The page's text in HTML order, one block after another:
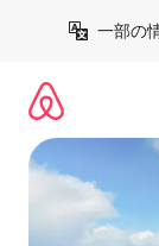
一部の